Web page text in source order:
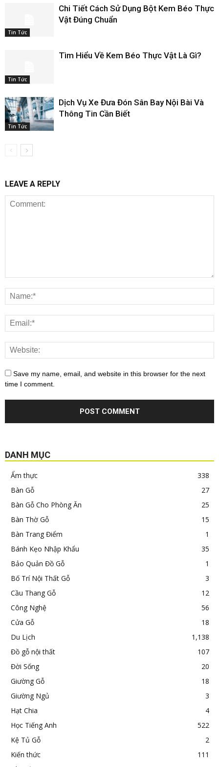
Tin Tức
Chi Tiết Cách Sử Dụng Bột Kem Béo Thực
Vật Đúng Chuẩn
Tin Tức
Tìm Hiểu Về Kem Béo Thực Vật Là Gì?
Tin Tức
Dịch Vụ Xe Đưa Đón Sân Bay Nội Bài Và
Thông Tin Cần Biết
LEAVE A REPLY
Save my name, email, and website in this browser for the next
time I comment.
DANH MỤC
Ẩm thực
338
Bàn Gỗ
27
Bàn Gỗ Cho Phòng Ăn
25
Bàn Thờ Gỗ
15
Bàn Trang Điểm
1
Bánh Kẹo Nhập Khẩu
35
Bảo Quản Đồ Gỗ
1
Bố Trí Nội Thất Gỗ
3
Cầu Thang Gỗ
12
Công Nghệ
56
Cửa Gỗ
18
Du Lịch
1,138
Đồ gỗ nội thất
107
Đời Sống
20
Giường Gỗ
18
Giường Ngủ
3
Hạt Chia
4
Học Tiếng Anh
522
Kệ Tủ Gỗ
2
Kiến thức
111